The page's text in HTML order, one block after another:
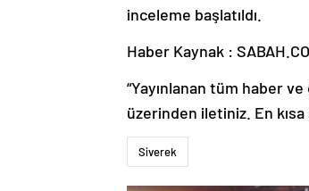
inceleme başlatıldı.
Haber Kaynak :
“Yayınlanan tüm haber
üzerinden iletiniz. En
Siverek